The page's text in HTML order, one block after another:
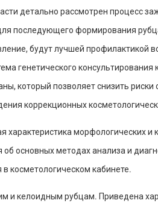
детально рассмотрен процесс
последующего формирования
будут лучшей профилактикой
генетического консультирования
который позволяет снизить
коррекционных
характеристика морфологических и
основных методах анализа и
косметологическом кабинете.
и келоидным рубцам. Приведена